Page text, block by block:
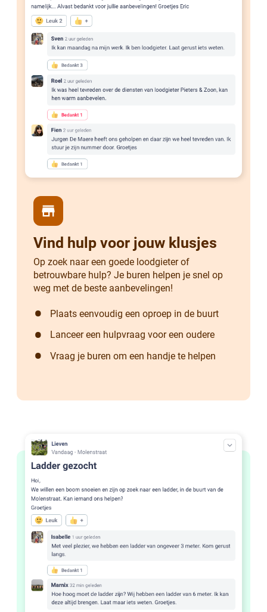
store
Vind hulp voor jouw klusjes
Op zoek naar een goede loodgieter of
betrouwbare hulp? Je buren helpen je snel op
weg met de beste aanbevelingen!
Plaats eenvoudig een oproep in de buurt
Lanceer een hulpvraag voor een oudere
Vraag je buren om een handje te helpen